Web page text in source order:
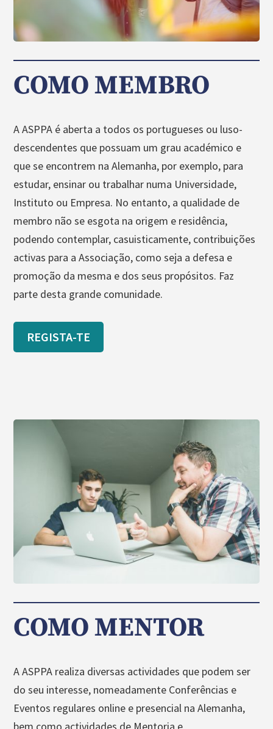
COMO MEMBRO
A ASPPA é aberta a todos os portugueses ou luso-
descendentes que possuam um grau académico e
que se encontrem na Alemanha, por exemplo, para
estudar, ensinar ou trabalhar numa Universidade,
Instituto ou Empresa. No entanto, a qualidade de
membro não se esgota na origem e residência,
podendo contemplar, casuisticamente, contribuições
activas para a Associação, como seja a defesa e
promoção da mesma e dos seus propósitos. Faz
parte desta grande comunidade.
REGISTA-TE
COMO MENTOR
A ASPPA realiza diversas actividades que podem ser
do seu interesse, nomeadamente Conferências e
Eventos regulares online e presencial na Alemanha,
bem como actividades de Mentoria e